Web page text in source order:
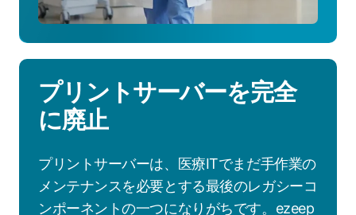
ー
ト
プリントサーバーを完全
に廃止
プリントサーバーは、医療ITでまだ手作業の
メンテナンスを必要とする最後のレガシーコ
ンポーネントの一つになりがちです。ezeep